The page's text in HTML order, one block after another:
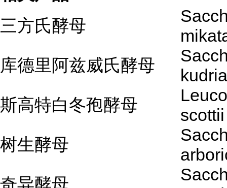
三方氏酵母
库德里阿兹威氏酵母
斯高特白冬孢酵母
scottii
树生酵母
奇异酵母